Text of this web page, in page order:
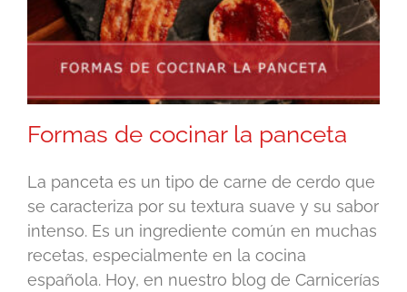
Formas de cocinar la panceta
La panceta es un tipo de carne de cerdo que
se caracteriza por su textura suave y su sabor
intenso. Es un ingrediente común en muchas
recetas, especialmente en la cocina
española. Hoy, en nuestro blog de Carnicerías